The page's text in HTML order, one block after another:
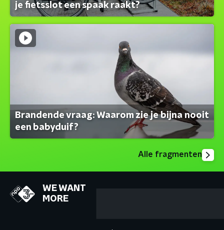
je fietsslot een spaak raakt?
Brandende vraag: Waarom zie je bijna nooit
een babyduif?
Alle fragmenten
WE WANT
MORE